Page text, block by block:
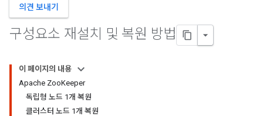
의견 보내기
구성요소 재설치 및 복원 방법
이 페이지의 내용
Apache ZooKeeper
독립형 노드 1개 복원
클러스터 노드 1개 복원